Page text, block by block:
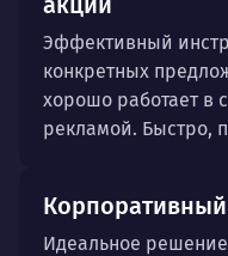
Эффективный
конкретных
хорошо работает в
рекламой. Быстро,
Корпоративный
Идеальное